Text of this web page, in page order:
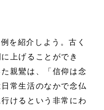
を紹介しよう。古く
上げることができ
親鸞は、「信仰は念
常生活のなかで念仏
けるという非常にわ